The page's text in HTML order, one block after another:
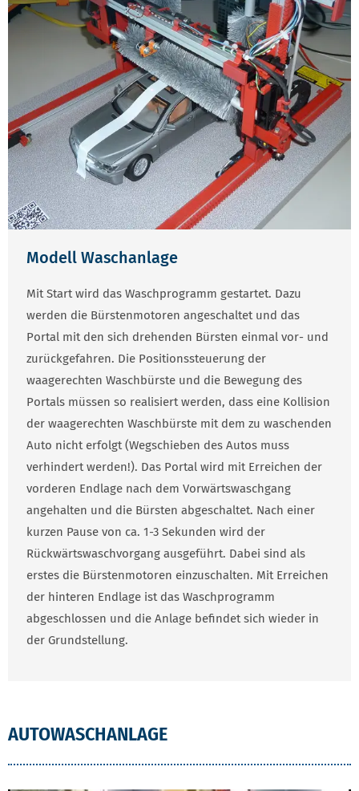
Modell Waschanlage
Mit Start wird das Waschprogramm gestartet. Dazu
werden die Bürstenmotoren angeschaltet und das
Portal mit den sich drehenden Bürsten einmal vor- und
zurückgefahren. Die Positionssteuerung der
waagerechten Waschbürste und die Bewegung des
Portals müssen so realisiert werden, dass eine Kollision
der waagerechten Waschbürste mit dem zu waschenden
Auto nicht erfolgt (Wegschieben des Autos muss
verhindert werden!). Das Portal wird mit Erreichen der
vorderen Endlage nach dem Vorwärtswaschgang
angehalten und die Bürsten abgeschaltet. Nach einer
kurzen Pause von ca. 1-3 Sekunden wird der
Rückwärtswaschvorgang ausgeführt. Dabei sind als
erstes die Bürstenmotoren einzuschalten. Mit Erreichen
der hinteren Endlage ist das Waschprogramm
abgeschlossen und die Anlage befindet sich wieder in
der Grundstellung.
AUTOWASCHANLAGE